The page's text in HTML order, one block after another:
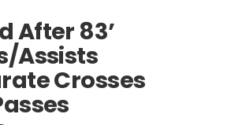
After 83’
Assists
Crosses